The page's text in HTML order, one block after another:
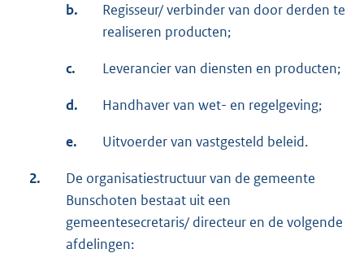
b.
Regisseur/ verbinder van door derden te
realiseren producten;
c. Leverancier van diensten en producten;
d. Handhaver van wet- en regelgeving;
e. Uitvoerder van vastgesteld beleid.
2.
De organisatiestructuur van de gemeente
Bunschoten bestaat uit een
gemeentesecretaris/ directeur en de volgende
afdelingen: